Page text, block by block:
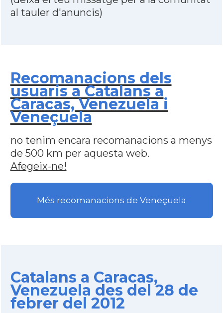
al tauler d'anuncis)
Recomanacions dels
usuaris a Catalans a
Caracas, Venezuela i
Veneçuela
no tenim encara recomanacions a menys
de 500 km per aquesta web.
Afegeix-ne!
Més recomanacions de Veneçuela
Catalans a Caracas,
Venezuela des del 28 de
febrer del 2012